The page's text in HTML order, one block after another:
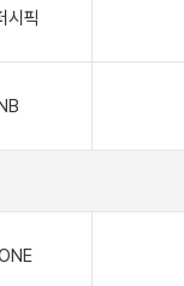
시픽